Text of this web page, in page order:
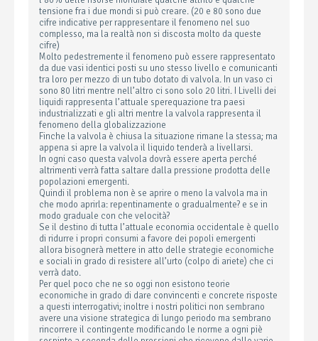
tensione fra i due mondi si può creare. (20 e 80 sono due
cifre indicative per rappresentare il fenomeno nel suo
complesso, ma la realtà non si discosta molto da queste
cifre)
Molto pedestremente il fenomeno può essere rappresentato
da due vasi identici posti su uno stesso livello e comunicanti
tra loro per mezzo di un tubo dotato di valvola. In un vaso ci
sono 80 litri mentre nell’altro ci sono solo 20 litri. I Livelli dei
liquidi rappresenta l’attuale sperequazione tra paesi
industrializzati e gli altri mentre la valvola rappresenta il
fenomeno della globalizzazione
Finche la valvola è chiusa la situazione rimane la stessa; ma
appena si apre la valvola il liquido tenderà a livellarsi.
In ogni caso questa valvola dovrà essere aperta perché
altrimenti verrà fatta saltare dalla pressione prodotta delle
popolazioni emergenti.
Quindi il problema non è se aprire o meno la valvola ma in
che modo aprirla: repentinamente o gradualmente? e se in
modo graduale con che velocità?
Se il destino di tutta l’attuale economia occidentale è quello
di ridurre i propri consumi a favore dei popoli emergenti
allora bisognerà mettere in atto delle strategie economiche
e sociali in grado di resistere all’urto (colpo di ariete) che ci
verrà dato.
Per quel poco che ne so oggi non esistono teorie
economiche in grado di dare convincenti e concrete risposte
a questi interrogativi; inoltre i nostri politici non sembrano
avere una visione strategica di lungo periodo ma sembrano
rincorrere il contingente modificando le norme a ogni piè